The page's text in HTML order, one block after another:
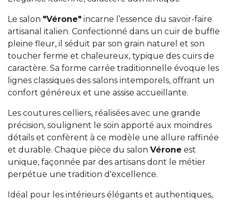
Le salon "Vérone" incarne l’essence du savoir-faire
artisanal italien. Confectionné dans un cuir de buffle
pleine fleur, il séduit par son grain naturel et son
toucher ferme et chaleureux, typique des cuirs de
caractère. Sa forme carrée traditionnelle évoque les
lignes classiques des salons intemporels, offrant un
confort généreux et une assise accueillante.
Les coutures celliers, réalisées avec une grande
précision, soulignent le soin apporté aux moindres
détails et confèrent à ce modèle une allure raffinée
et durable. Chaque pièce du salon Vérone est
unique, façonnée par des artisans dont le métier
perpétue une tradition d'excellence.
Idéal pour les intérieurs élégants et authentiques,